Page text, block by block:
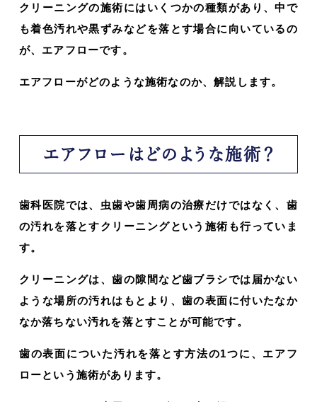
クリーニングの施術にはいくつかの種類があり、中で
も着色汚れや黒ずみなどを落とす場合に向いているの
が、エアフローです。
エアフローがどのような施術なのか、解説します。
エアフローはどのような施術？
歯科医院では、虫歯や歯周病の治療だけではなく、歯
の汚れを落とすクリーニングという施術も行っていま
す。
クリーニングは、歯の隙間など歯ブラシでは届かない
ような場所の汚れはもとより、歯の表面に付いたなか
なか落ちない汚れを落とすことが可能です。
歯の表面についた汚れを落とす方法の1つに、エアフ
ローという施術があります。